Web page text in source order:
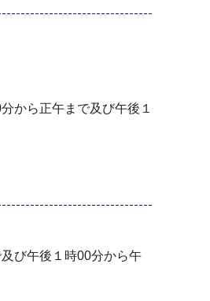
から正午まで及び午後１
び午後１時00分から午